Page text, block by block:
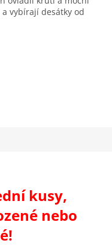
vybírají desátky od
kusy,
nebo